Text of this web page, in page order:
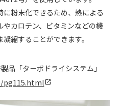
粉末化できるため、熱による
カロテン、ビタミンなどの機
縮することができます。
品「ターボドライシステム」
open_in_new